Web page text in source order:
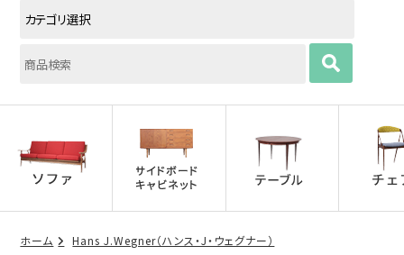
ホーム Hans J.Wegner（ハンス・J・ウェグナー）